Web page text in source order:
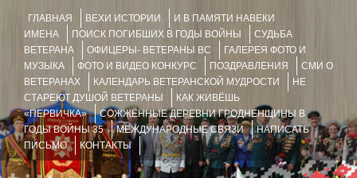
ГЛАВНАЯ ВЕХИ ИСТОРИИ
И В ПАМЯТИ НАВЕКИ
ИМЕНА
ПОИСК ПОГИБШИХ В ГОДЫ ВОЙНЫ
СУДЬБА
ВЕТЕРАНА
ОФИЦЕРЫ- ВЕТЕРАНЫ ВС
ГАЛЕРЕЯ ФОТО И
МУЗЫКА
ФОТО И ВИДЕО КОНКУРС ПОЗДРАВЛЕНИЯ
СМИ О
ВЕТЕРАНАХ
КАЛЕНДАРЬ ВЕТЕРАНСКОЙ МУДРОСТИ
НЕ
СТАРЕЮТ ДУШОЙ ВЕТЕРАНЫ
КАК ЖИВЁШЬ
«ПЕРВИЧКА»
СОЖЖЁННЫЕ ДЕРЕВНИ ГРОДНЕНЩИНЫ В
ГОДЫ ВОЙНЫ 35
МЕЖДУНАРОДНЫЕ СВЯЗИ
НАПИСАТЬ
ПИСЬМО
КОНТАКТЫ